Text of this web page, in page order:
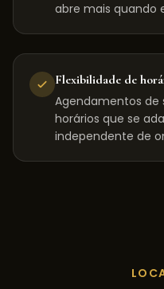
abre mais quando
Flexibilidade de
Agendamentos de
horários que se
independente de